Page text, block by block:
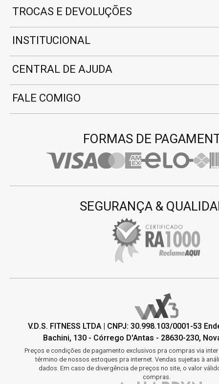
TROCAS E DEVOLUÇÕES
INSTITUCIONAL
CENTRAL DE AJUDA
FALE COMIGO
SEGURANÇA &
FORMAS DE
V.D.S. FITNESS LTDA | CNPJ: 30.998.103/0001-53
Bachini, 130 - Córrego D'Antas - 28630-230,
Preços e condições de pagamento exclusivos pra compras via
término de nossos estoques pra internet. Vendas sujeitas à
dados. Em caso de divergência de preços no site, o valor
compras.